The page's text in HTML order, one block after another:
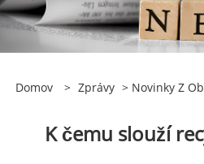
Domov > Zprávy > Novinky Z
K čemu slouží